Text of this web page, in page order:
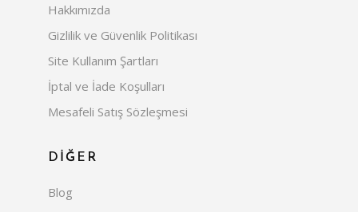
Hakkımızda
Gizlilik ve Güvenlik Politikası
Site Kullanım Şartları
İptal ve İade Koşulları
Mesafeli Satış Sözleşmesi
DİĞER
Blog